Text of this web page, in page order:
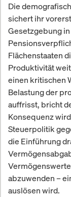
Die
sichert ihr
Gesetzgebung
Flächenstaaten
Produktivität
einen kritischen
Belastung der
auffrisst, bricht
Konsequenz
Steuerpolitik
die Einführung
abzuwenden –
auslösen wird.